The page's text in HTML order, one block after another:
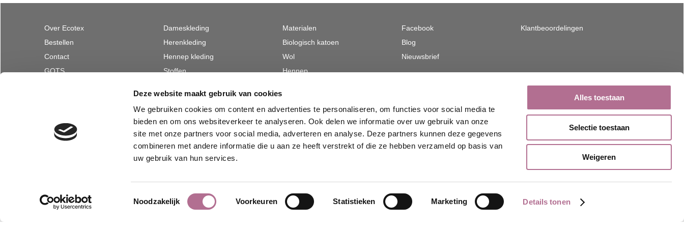
Deze website maakt gebruik van cookies
We gebruiken cookies om content en advertenties te personaliseren, om functies voor social media te
bieden en om ons websiteverkeer te analyseren. Ook delen we informatie over uw gebruik van onze
site met onze partners voor social media, adverteren en analyse. Deze partners kunnen deze gegevens
combineren met andere informatie die u aan ze heeft verstrekt of die ze hebben verzameld op basis van
uw gebruik van hun services.
Toestemmingsselectie
Noodzakelijk Voorkeuren Statistieken Marketing Details tonen
Alles toestaan
Selectie toestaan
Weigeren
Over Ecotex
Bestellen
Contact
GOTS
Dameskleding
Herenkleding
Hennep kleding
Stoffen
Textiel voor natuurbegraven
Materialen
Biologisch katoen
Wol
Hennep
Alpaca
Facebook
Blog
Nieuwsbrief
Klantbeoordelingen